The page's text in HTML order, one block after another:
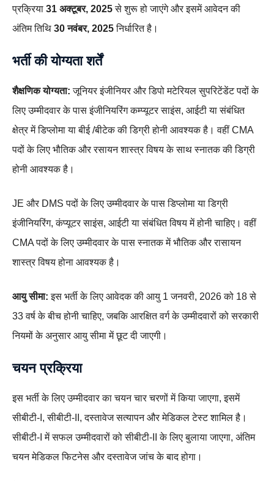
प्रक्रिया 31 अक्टूबर, 2025से शुरू हो जाएंगे और इसमें आवेदन की
अंतिम तिथि 30 नवंबर, 2025निर्धारित है।
भर्ती की योग्यता शर्तें
शैक्षणिक योग्यता:जूनियर इंजीनियर और डिपो मटेरियल सुपरिटेंडेंट पदों के
लिए उम्मीदवार के पास इंजीनियरिंग कम्प्यूटर साइंस, आईटी या संबंधित
क्षेत्र में डिप्लोमा या बीई /बीटेक की डिग्री होनी आवश्यक है। वहीं CMA
पदों के लिए भौतिक और रसायन शास्त्र विषय के साथ स्नातक की डिग्री
होनी आवश्यक है।
JE और DMS पदों के लिए उम्मीदवार के पास डिप्लोमा या डिग्री
इंजीनियरिंग, कंप्यूटर साइंस, आईटी या संबंधित विषय में होनी चाहिए। वहीं
CMA पदों के लिए उम्मीदवार के पास स्नातक में भौतिक और रासायन
शास्त्र विषय होना आवश्यक है।
आयु सीमा:इस भर्ती के लिए आवेदक की आयु 1 जनवरी, 2026 को 18 से
33 वर्ष के बीच होनी चाहिए, जबकि आरक्षित वर्ग के उम्मीदवारों को सरकारी
नियमों के अनुसार आयु सीमा में छूट दी जाएगी।
चयन प्रक्रिया
इस भर्ती के लिए उम्मीदवार का चयन चार चरणों में किया जाएगा, इसमें
सीबीटी-I, सीबीटी-II, दस्तावेज सत्यापन और मेडिकल टेस्ट शामिल है।
सीबीटी-I में सफल उम्मीदवारों को सीबीटी-II के लिए बुलाया जाएगा, अंतिम
चयन मेडिकल फिटनेस और दस्तावेज जांच के बाद होगा।